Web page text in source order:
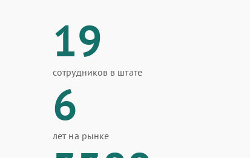
19
сотрудников в штате
6
лет на рынке